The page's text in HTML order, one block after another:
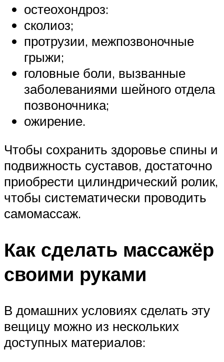
остеохондроз:
сколиоз;
протрузии, межпозвоночные
грыжи;
головные боли, вызванные
заболеваниями шейного отдела
позвоночника;
ожирение.
Чтобы сохранить здоровье спины и
подвижность суставов, достаточно
приобрести цилиндрический ролик,
чтобы систематически проводить
самомассаж.
Как сделать массажёр
своими руками
В домашних условиях сделать эту
вещицу можно из нескольких
доступных материалов: